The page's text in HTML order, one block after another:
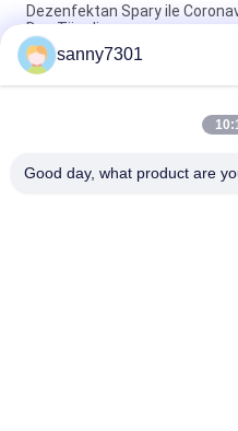
Dezenfektan Spary ile
Duş Tüneli
Otomatik İndüksiyon Kapı
Özelleştirilebilir
Toz Boya Duvarlı / DC Motorlu
sanny7301
Good day, what product are